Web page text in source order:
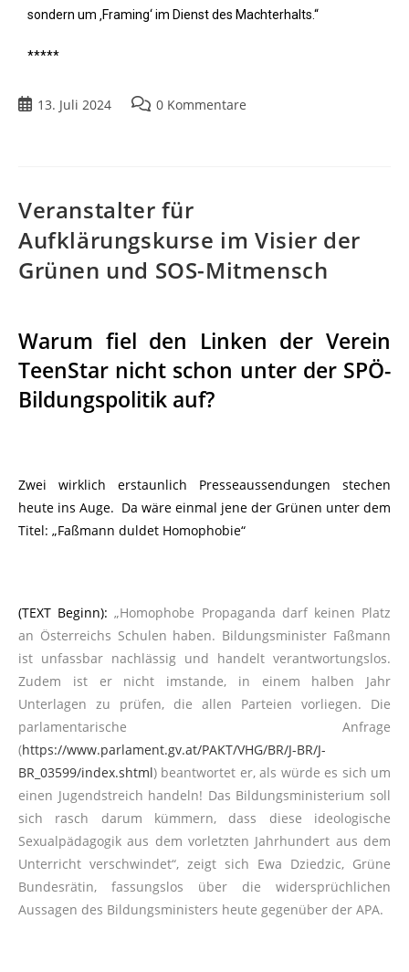
sondern um ‚Framing‘ im Dienst des Machterhalts.“
*****
13. Juli 2024 0 Kommentare
Veranstalter für
Aufklärungskurse im Visier der
Grünen und SOS-Mitmensch
Warum fiel den Linken der Verein
TeenStar nicht schon unter der SPÖ-
Bildungspolitik auf?
Zwei wirklich erstaunlich Presseaussendungen stechen
heute ins Auge. Da wäre einmal jene der Grünen unter dem
Titel: „Faßmann duldet Homophobie“
(TEXT Beginn):„Homophobe Propaganda darf keinen Platz
an Österreichs Schulen haben. Bildungsminister Faßmann
ist unfassbar nachlässig und handelt verantwortungslos.
Zudem ist er nicht imstande, in einem halben Jahr
Unterlagen zu prüfen, die allen Parteien vorliegen. Die
parlamentarische Anfrage
(https://www.parlament.gv.at/PAKT/VHG/BR/J-BR/J-
BR_03599/index.shtml) beantwortet er, als würde es sich um
einen Jugendstreich handeln! Das Bildungsministerium soll
sich rasch darum kümmern, dass diese ideologische
Sexualpädagogik aus dem vorletzten Jahrhundert aus dem
Unterricht verschwindet“, zeigt sich Ewa Dziedzic, Grüne
Bundesrätin, fassungslos über die widersprüchlichen
Aussagen des Bildungsministers heute gegenüber der APA.